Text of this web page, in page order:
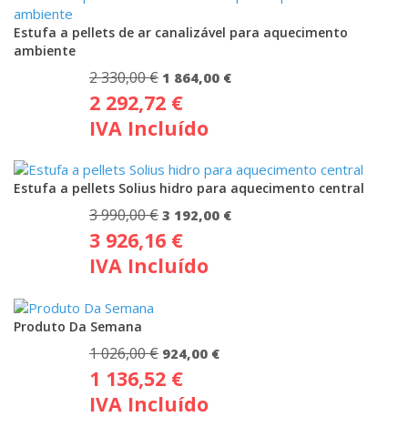
Estufa a pellets de ar canalizável para aquecimento
ambiente
2 330,00€ O
preço
original
2
1 864,00 €O
1
2 292,72 €
IVA Incluído
Estufa a pellets Solius hidro para aquecimento central
3 990,00€ O
preço
original
3 192,00 €O
3 926,16 €
IVA Incluído
Produto Da Semana
1 026,00€ O
preço
original
924,00 €O
1 136,52 €
IVA Incluído